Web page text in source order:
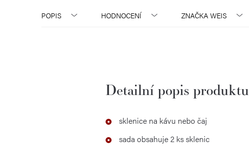
POPIS HODNOCENÍ ZNAČKA WEIS
Detailní popis produktu
sklenice na kávu nebo čaj
sada obsahuje 2 ks sklenic